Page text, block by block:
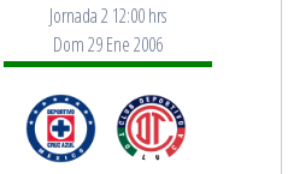
Jornada 2 12:00 hrs
Dom 29 Ene 2006